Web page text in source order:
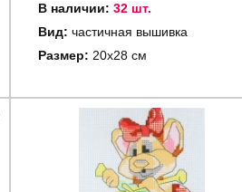
В наличии: 32 шт.
Вид: частичная вышивка
Размер: 20х28 см